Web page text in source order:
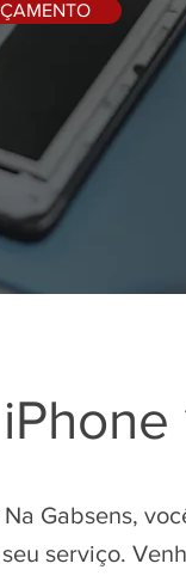
Gabsens,
serviço.